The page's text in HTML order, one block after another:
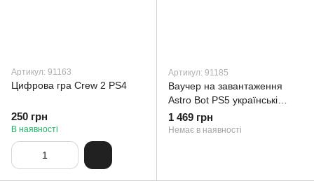
Артикул: 91163
Цифрова гра Crew 2 PS4
250 грн
В наявності
Артикул: 91185
Ваучер на завантаження
Astro Bot PS5 українські
субтитри
1 469 грн
Немає в наявності